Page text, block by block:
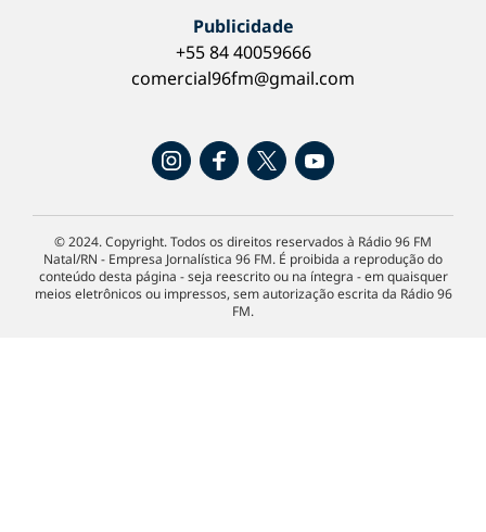
Publicidade
+55 84 40059666
comercial96fm@gmail.com
© 2024. Copyright. Todos os direitos reservados à Rádio 96 FM
Natal/RN - Empresa Jornalística 96 FM. É proibida a reprodução do
conteúdo desta página - seja reescrito ou na íntegra - em quaisquer
meios eletrônicos ou impressos, sem autorização escrita da Rádio 96
FM.